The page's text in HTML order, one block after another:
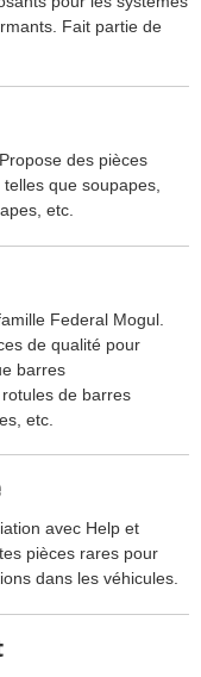
Fait partie de
des pièces
que soupapes,
etc.
Federal Mogul.
de qualité pour
barres
de barres
etc.
avec Help et
pièces rares pour
dans les véhicules.